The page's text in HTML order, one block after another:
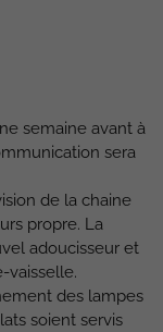
semaine avant à
sera
de la chaine
propre. La
adoucisseur et
vaisselle.
des lampes
soient servis